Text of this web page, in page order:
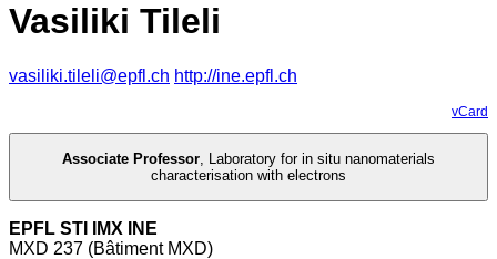
Vasiliki Tileli
vasiliki.tileli@epfl.ch http://ine.epfl.ch
vCard
Associate Professor, Laboratory for in situ nanomaterials
characterisation with electrons
EPFL STI IMX INE
MXD 237 (Bâtiment MXD)